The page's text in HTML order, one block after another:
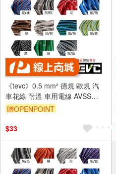
《tevc》0.5 mm² 德規 歐規 汽
車花線 耐溫 車用電線 AVSS
20AWG 花線 車用配線 機車
贈OPENPOINT
$33